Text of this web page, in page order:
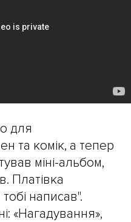
для
та комік, а тепер
міні-альбом,
Платівка
написав".
«Нагадування»,